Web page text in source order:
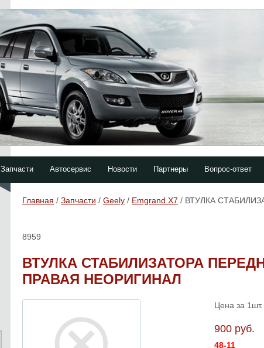
Запчасти Автосервис Новости Партнеры Вопрос-ответ
Главная / Запчасти / Geely / Emgrand X7 / ВТУЛКА
8959
ВТУЛКА СТАБИЛИЗАТОРА
ПРАВАЯ НЕОРИГИНАЛ
Цена за 1шт.
900 руб.
48-11